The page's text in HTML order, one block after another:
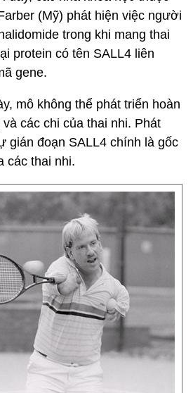
(Mỹ) phát hiện việc người
trong khi mang thai
protein có tên SALL4 liên
gene.
mô không thể phát triển hoàn
các chi của thai nhi. Phát
gián đoạn SALL4 chính là gốc
các thai nhi.